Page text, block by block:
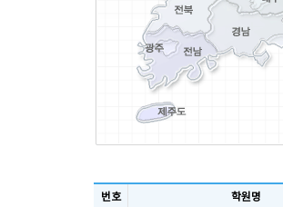
번호 학원명